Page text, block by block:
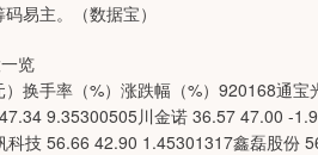
易主。（数据宝）
览
换手率（%）涨跌幅（%）920168通
9.35300505川金诺 36.57 47.00 -
技 56.66 42.90 1.45301317鑫磊股份